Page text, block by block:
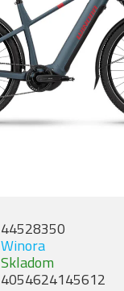
Skladom
Winora
44528350
4054624145612